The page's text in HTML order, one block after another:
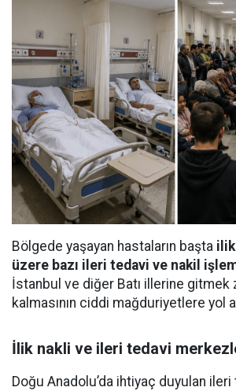
Bölgede yaşayan hastaların başta
üzere bazı ileri tedavi ve nakil
İstanbul ve diğer Batı illerine gitmek
kalmasının ciddi mağduriyetlere yol
İlik nakli ve ileri tedavi
Doğu Anadolu’da ihtiyaç duyulan ileri